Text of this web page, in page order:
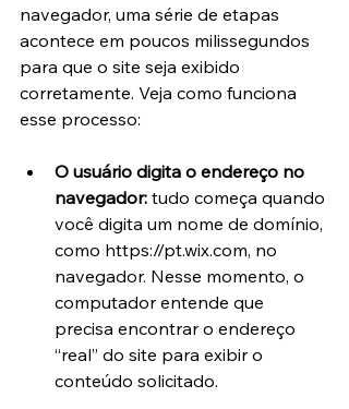
navegador, uma série de etapas
acontece em poucos milissegundos
para que o site seja exibido
corretamente. Veja como funciona
esse processo:
O usuário digita o endereço no
navegador: tudo começa quando
você digita um nome de domínio,
como https://pt.wix.com, no
navegador. Nesse momento, o
computador entende que
precisa encontrar o endereço
“real” do site para exibir o
conteúdo solicitado.